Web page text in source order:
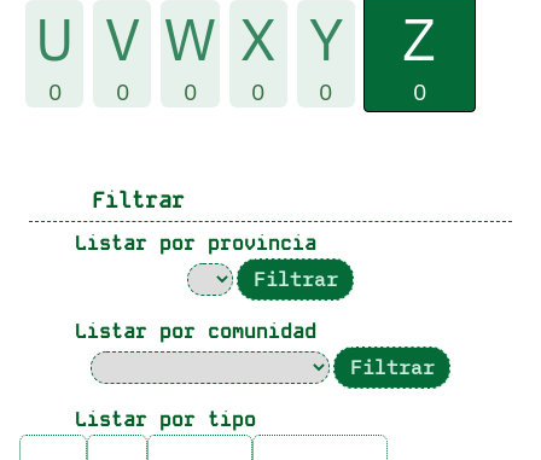
U
0
V
0
W
0
X
0
Y
0
Z
0
Filtrar
Listar por provincia
Listar por comunidad
Listar por tipo